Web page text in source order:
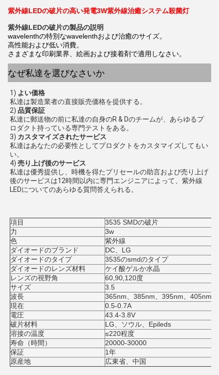
紫外線LEDの破片の高い発電3W紫外線治癒システム殺菌灯
紫外線LEDの破片の製品の説明
wavelenthの特別なwavelenthおよび治癒のサイズ。
高性能および低い消費。
さまざまな印刷業界、絵画および接着剤で適用しなさい。
なぜ私達を選びなさいか
1) よい価格
私達は製造業者の直接販売価格を提供する。
2) 品質保証
私達に郵送物の前に私達の自身のR & Dのチームが、あらゆるプ
ロダクト持っている専門テストをある。
3) カスタマイズされたサービス
私達はあなたの必要性としてプロダクトをカスタマイズしてもい
い。
4) 売り上げ後のサービス
私達は優秀提供し、時機を得たプリセールの助言および売り上げ
後のサービスは12時間以内に専門エンジニアによって、紫外線
LEDについてのあらゆる質問答えられる。
項目
3535 SMDの破片
力
3w
色
紫外線
ダイオードのブランド
DC、LG
ダイオードのタイプ
3535のsmdのタイプ
ダイオードのレンズ材料
ケイ酸ゲルか水晶
レンズの視野角
60,90,120度
サイズ
3.5
波長
365nm、385nm、395nm、405nm
現在
0.5-0.7A
電圧
43.4-3.8V
破片材料
LG、ソウル、Epileds
溶接の温度
≤220程度
寿命（時間）
20000-30000
保証
1年
原産地
広東省、中国